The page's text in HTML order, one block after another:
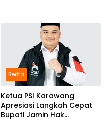
Berita
Ketua PSI Karawang
Apresiasi Langkah Cepat
Bupati Jamin Hak